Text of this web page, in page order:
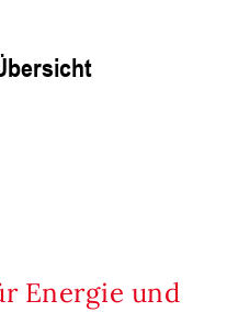
Energie und